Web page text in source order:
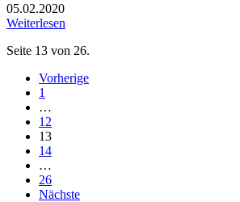
05.02.2020
Weiterlesen
Seite 13 von 26.
Vorherige
1
…
12
13
14
…
26
Nächste